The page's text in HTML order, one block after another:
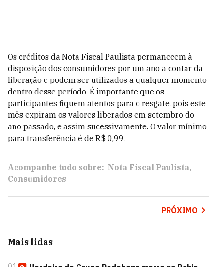
Os créditos da Nota Fiscal Paulista permanecem à
disposição dos consumidores por um ano a contar da
liberação e podem ser utilizados a qualquer momento
dentro desse período. É importante que os
participantes fiquem atentos para o resgate, pois este
mês expiram os valores liberados em setembro do
ano passado, e assim sucessivamente. O valor mínimo
para transferência é de R$ 0,99.
Acompanhe tudo sobre: Nota Fiscal Paulista
Consumidores
PRÓXIMO
Mais lidas